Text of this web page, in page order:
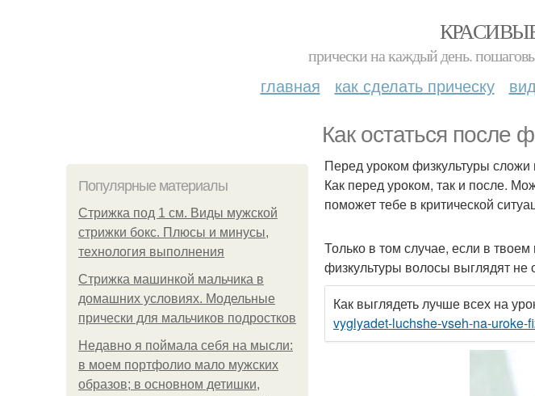
прически на каждый день.
главная как сделать прическу
Как остаться после
Популярные материалы
Стрижка под 1 см. Виды мужской
стрижки бокс. Плюсы и минусы,
технология выполнения
Стрижка машинкой мальчика в
домашних условиях. Модельные
прически для мальчиков подростков
Недавно я поймала себя на мысли:
в моем портфолио мало мужских
образов; в основном детишки,
Перед уроком физкультуры
Как перед уроком, так и после.
поможет тебе в критической
Только в том случае, если в
физкультуры волосы выглядят не
Как выглядеть лучше всех на
vyglyadet-luchshe-vseh-na-uroke-